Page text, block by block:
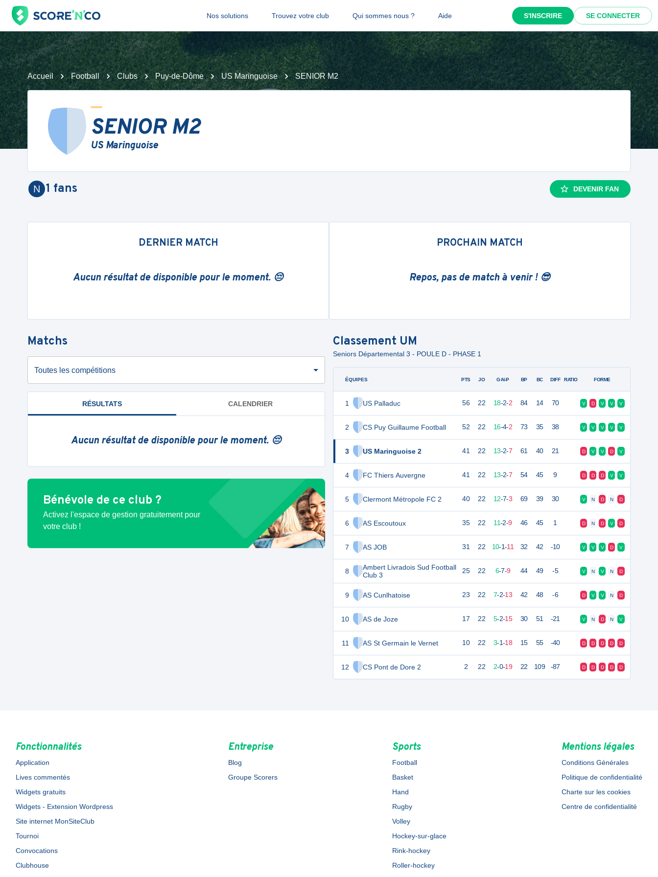
Nos solutions Trouvez votre club Qui sommes nous ? Aide S'INSCRIRE SE CONNECTER
Accueil Football Clubs Puy-de-Dôme US Maringuoise SENIOR M2
SENIOR M2
US Maringuoise
N 1 fans DEVENIR FAN
DERNIER MATCH
Aucun résultat de disponible pour le moment. 😔
PROCHAIN MATCH
Repos, pas de match à venir ! 😎
Matchs
Toutes les compétitions
RÉSULTATS CALENDRIER
Aucun résultat de disponible pour le moment. 😔
Bénévole de ce club ?
Activez l'espace de gestion gratuitement pour
votre club !
Classement UM
Seniors Départemental 3 - POULE D - PHASE 1
ÉQUIPES
1 US Palladuc
2 CS Puy Guillaume Football
3 US Maringuoise 2
4 FC Thiers Auvergne
5 Clermont Métropole FC 2
6 AS Escoutoux
7 AS JOB
8
Ambert Livradois Sud Football
Club 3
9 AS Cunlhatoise
10 AS de Joze
11 AS St Germain le Vernet
12 CS Pont de Dore 2
PTS JO G-N-P BP BC DIFF RATIO FORME
56 22 18-2-2 84 14 70 V D V V V
52 22 16-4-2 73 35 38 V V V V V
41 22 13-2-7 61 40 21 D V V D V
41 22 13-2-7 54 45 9 D D D V V
40 22 12-7-3 69 39 30 V N D N D
35 22 11-2-9 46 45 1 D N D V D
31 22 10-1-11 32 42 -10 V V V D V
25 22 6-7-9 44 49 -5 V N V N D
23 22 7-2-13 42 48 -6 D V V N D
17 22 5-2-15 30 51 -21 V N D N V
10 22 3-1-18 15 55 -40 D D D D D
2 22 2-0-19 22 109 -87 D D D D D
Fonctionnalités
Application
Lives commentés
Widgets gratuits
Widgets - Extension Wordpress
Site internet MonSiteClub
Tournoi
Convocations
Clubhouse
Entreprise
Blog
Groupe Scorers
Sports
Football
Basket
Hand
Rugby
Volley
Hockey-sur-glace
Rink-hockey
Roller-hockey
Mentions légales
Conditions Générales
Politique de confidentialité
Charte sur les cookies
Centre de confidentialité